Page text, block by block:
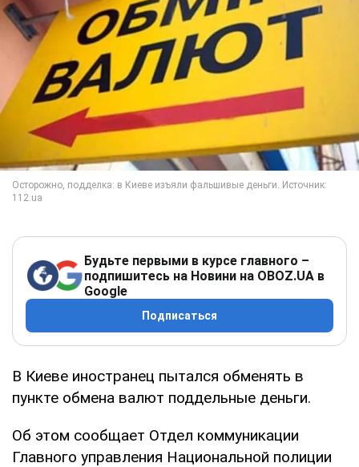
Будьте первыми в курсе главного –
подпишитесь на Новини на OBOZ.UA в
Google
Подписаться
В Киеве иностранец пытался обменять в
пункте обмена валют поддельные деньги.
Об этом сообщает Отдел коммуникации
Главного управления Национальной полиции